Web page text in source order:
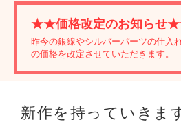
★★価格改定のお知らせ
昨今の銀線やシルバーパーツの仕入
の価格を改定させていただきます。
新作を持っていきま